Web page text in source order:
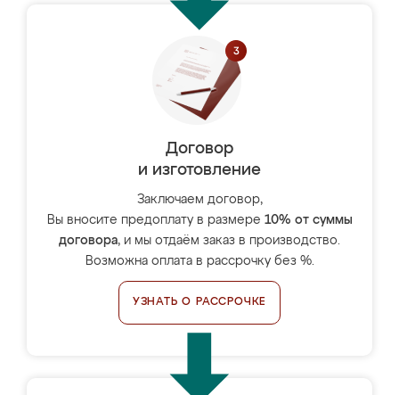
Договор
и изготовление
Заключаем договор,
Вы вносите предоплату в размере 10% от суммы
договора, и мы отдаём заказ в производство.
Возможна оплата в рассрочку без %.
УЗНАТЬ О РАССРОЧКЕ